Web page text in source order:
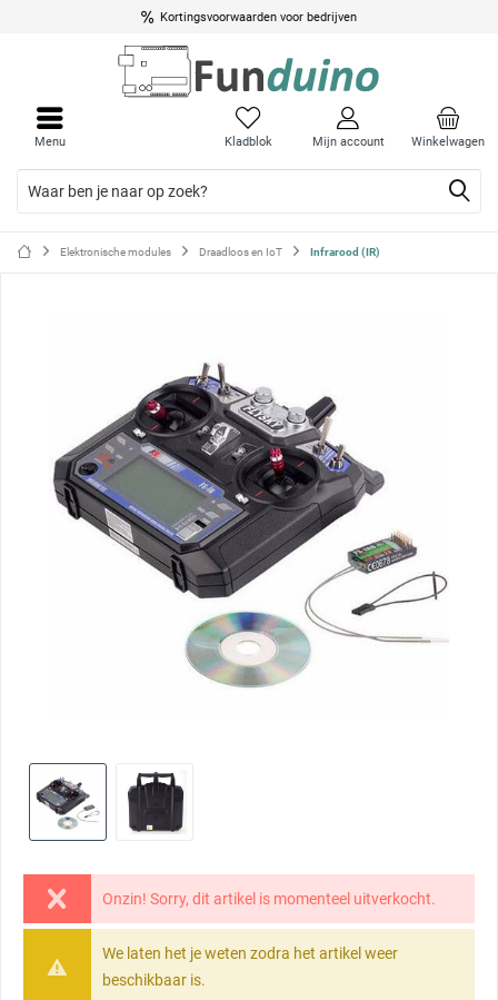
Kortingsvoorwaarden voor bedrijven
Winkelwagen
Kladblok Mijn account
Menu
Elektronische modules Draadloos en IoT Infrarood (IR)
Onzin! Sorry, dit artikel is momenteel uitverkocht.
We laten het je weten zodra het artikel weer
beschikbaar is.